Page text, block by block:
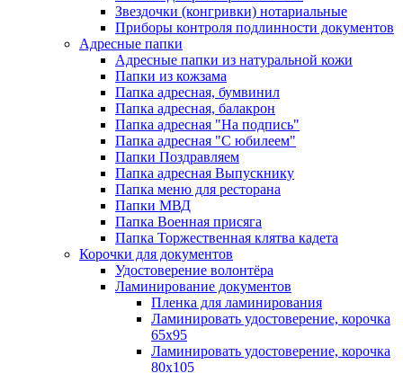
Звездочки (конгривки) нотариальные
Приборы контроля подлинности документов
Адресные папки
Адресные папки из натуральной кожи
Папки из кожзама
Папка адресная, бумвинил
Папка адресная, балакрон
Папка адресная "На подпись"
Папка адресная "C юбилеем"
Папки Поздравляем
Папка адресная Выпускнику
Папка меню для ресторана
Папки МВД
Папка Военная присяга
Папка Торжественная клятва кадета
Корочки для документов
Удостоверение волонтёра
Ламинирование документов
Пленка для ламинирования
Ламинировать удостоверение, корочка
65х95
Ламинировать удостоверение, корочка
80х105